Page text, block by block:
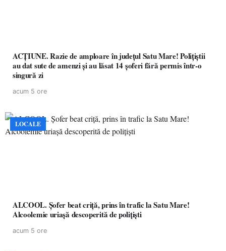
ACȚIUNE. Razie de amploare în județul Satu Mare! Polițiștii
au dat sute de amenzi și au lăsat 14 șoferi fără permis într-o
singură zi
acum 5 ore
LOCALE
ALCOOL. Șofer beat criță, prins în trafic la Satu Mare!
Alcoolemie uriașă descoperită de polițiști
acum 5 ore